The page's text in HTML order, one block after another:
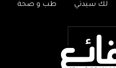
لك سيدتي طب و صحة